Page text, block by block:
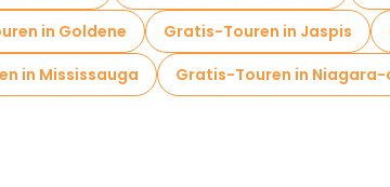
in Goldene Gratis-Touren in Jaspis
in Mississauga
Gratis-Touren in